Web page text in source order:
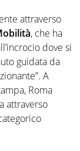
attraverso
, che ha
dove si
guidata da
A
Roma
attraverso